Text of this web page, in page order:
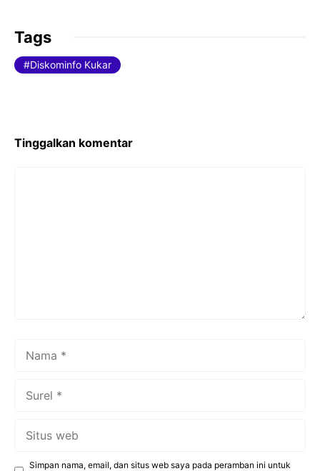
c
e
b
k
er l
Tags
Diskominfo Kukar
Tinggalkan komentar
Simpan nama, email, dan situs web saya pada peramban ini untuk